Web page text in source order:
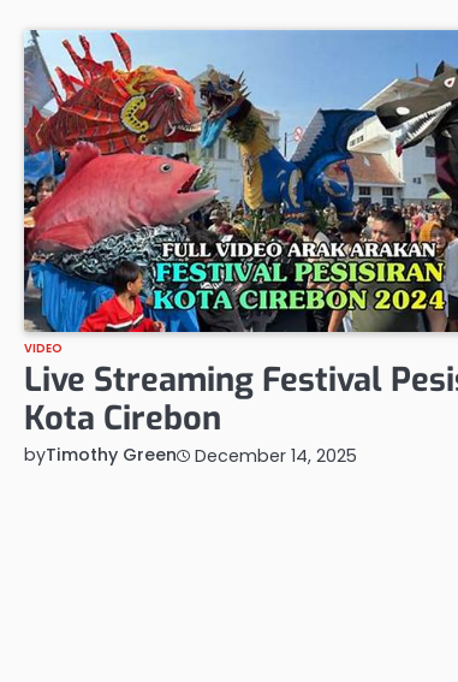
VIDEO
Live Streaming Festival
Kota Cirebon
byTimothy Green December 14, 2025